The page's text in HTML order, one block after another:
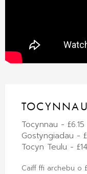
TOCYNNAU
Tocynnau - £6.15
Gostyngiadau -
Tocyn Teulu -
Caiff ffi archebu o